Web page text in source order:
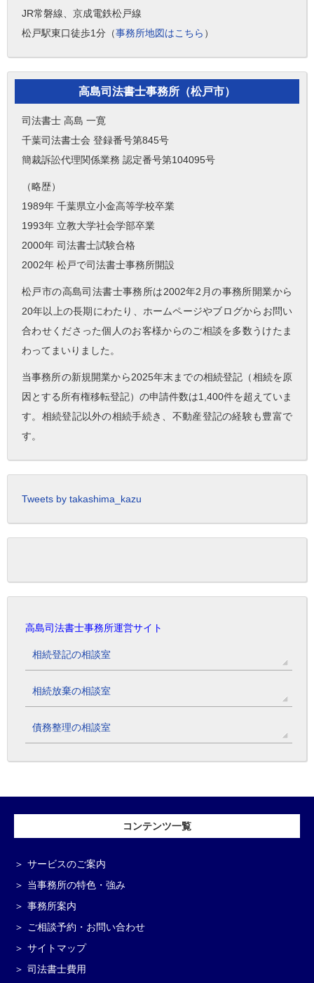
JR常磐線、京成電鉄松戸線
松戸駅東口徒歩1分（事務所地図はこちら ）
高島司法書士事務所（松戸市）
司法書士 高島 一寛
千葉司法書士会 登録番号第845号
簡裁訴訟代理関係業務 認定番号第104095号
（略歴）
1989年 千葉県立小金高等学校卒業
1993年 立教大学社会学部卒業
2000年 司法書士試験合格
2002年 松戸で司法書士事務所開設
松戸市の高島司法書士事務所は2002年2月の事務所開業から
20年以上の長期にわたり、ホームページやブログからお問い
合わせくださった個人のお客様からのご相談を多数うけたま
わってまいりました。
当事務所の新規開業から2025年末までの相続登記（相続を原
因とする所有権移転登記）の申請件数は1,400件を超えていま
す。相続登記以外の相続手続き、不動産登記の経験も豊富で
す。
Tweets by takashima_kazu
高島司法書士事務所運営サイト
相続登記の相談室
相続放棄の相談室
債務整理の相談室
コンテンツ一覧
サービスのご案内
当事務所の特色・強み
事務所案内
ご相談予約・お問い合わせ
サイトマップ
司法書士費用